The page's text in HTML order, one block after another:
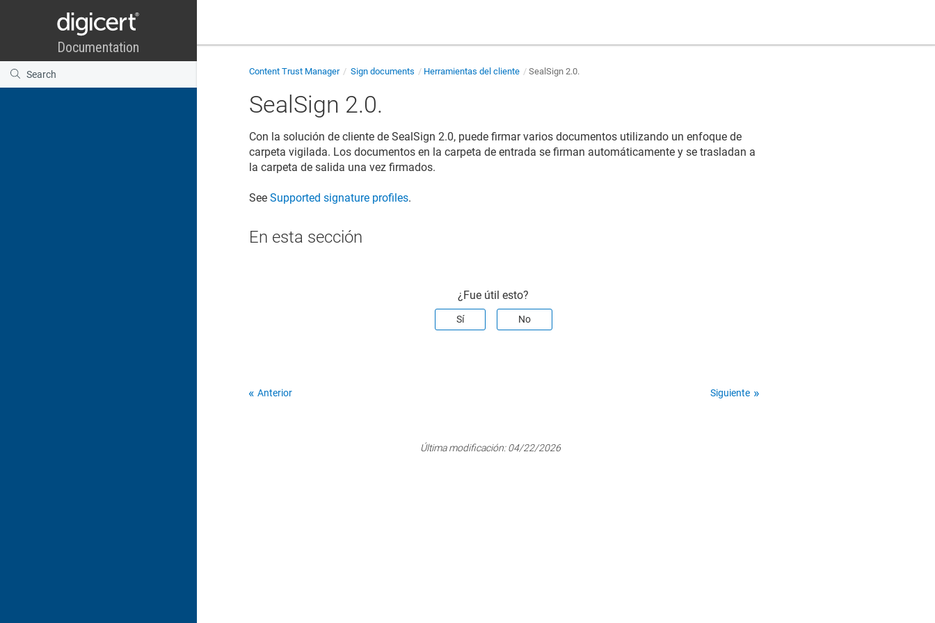
Content Trust Manager Sign documents Herramientas del cliente SealSign 2.0.
SealSign 2.0.
Con la solución de cliente de SealSign 2.0, puede firmar varios documentos utilizando un enfoque de
carpeta vigilada. Los documentos en la carpeta de entrada se firman automáticamente y se trasladan a
la carpeta de salida una vez firmados.
SeeSupported signature profiles.
En esta sección
¿Fue útil esto?
Sí No
Anterior Siguiente
Última modificación:04/22/2026